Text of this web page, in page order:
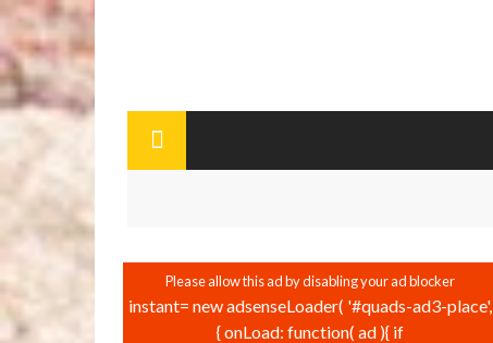
instant= new adsenseLoader( '#quads-ad3-place',
{ onLoad: function( ad ){ if